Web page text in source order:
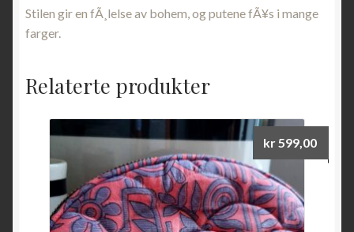
Stilen gir en fÃ¸lelse av bohem, og putene fÃ¥s i mange
farger.
Relaterte produkter
kr599,00